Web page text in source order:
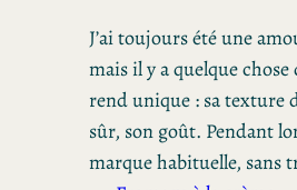
J’ai toujours été une
mais il y a quelque
rend unique : sa texture
sûr, son goût. Pendant
marque habituelle, sans